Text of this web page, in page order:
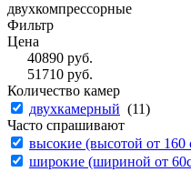
двухкомпрессорные
Фильтр
Цена
40890руб.
51710руб.
Количество камер
двухкамерный (11)
Часто спрашивают
высокие (высотой от 160
широкие (шириной от